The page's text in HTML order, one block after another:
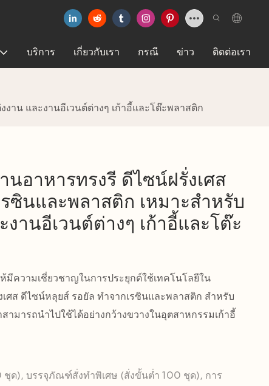
บริการ เกี่ยวกับเรา กรณี ข่าว ติดต่อเรา
าน และงานอีเวนต์ต่างๆ เก้าอี้และโต๊ะพลาสติก
นอาหารทรงรี ดีไซน์ฝรั่งเศส
ซินและพลาสติก เหมาะสำหรับ
านอีเวนต์ต่างๆ เก้าอี้และโต๊ะ
มีความเชี่ยวชาญในการประยุกต์ใช้เทคโนโลยีใน
ศส ดีไซน์หลุยส์ รอยัล ทำจากเรซินและพลาสติก สำหรับ
ามารถนำไปใช้ได้อย่างกว้างขวางในอุตสาหกรรมเก้าอี้
ชุด), บรรจุภัณฑ์สั่งทำพิเศษ (สั่งขั้นต่ำ 100 ชุด), การ